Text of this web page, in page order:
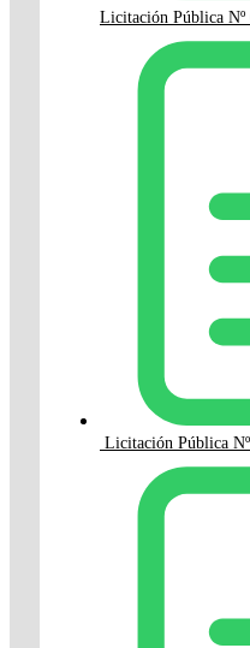
Licitación Pública Nº
Licitación Pública